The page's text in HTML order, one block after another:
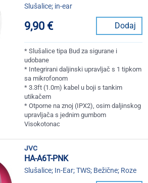
Slušalice; in-ear
9,90 € Dodaj
* Slušalice tipa Bud za sigurane i
udobane
* Integrirani daljinski upravljač s 1 tipkom
sa mikrofonom
* 3.3ft (1.0m) kabel u boji s tankim
utikačem
* Otporne na znoj (IPX2), osim daljinskog
upravljača s jednim gumbom
Visokotonac
jvc
HA-A6T-PNK
Slušalice; In-Ear; TWS; Bežične; Roze